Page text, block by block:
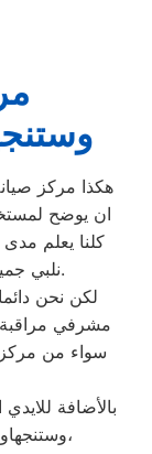
هكذا مركز
ان يوضح
كلنا يعلم مدى
نلبي جميع طلبات الصيانه لثلاجات وستنجهاوس.
لكن نحن
مشرفي مراقبة
سواء من مركز
بالأضافة
وستنجهاوس بجميع موديلاتها القديم منها والحديث،